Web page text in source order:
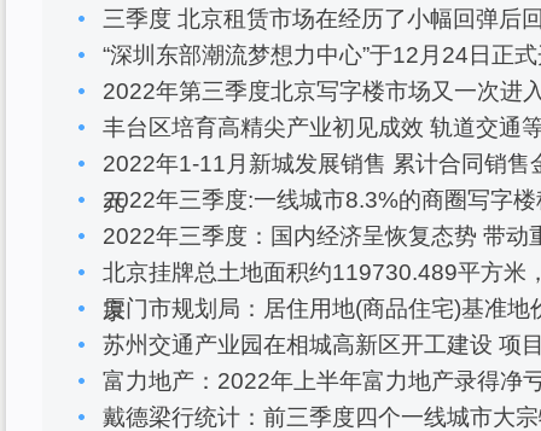
三季度 北京租赁市场在经历了小幅回弹后
“深圳东部潮流梦想力中心”于12月24日正
2022年第三季度北京写字楼市场又一次进
丰台区培育高精尖产业初见成效 轨道交通
2022年1-11月新城发展销售 累计合同销
元
2022年三季度:一线城市8.3%的商圈写字
2022年三季度：国内经济呈恢复态势 带动
北京挂牌总土地面积约119730.489平方米
宗
厦门市规划局：居住用地(商品住宅)基准地
苏州交通产业园在相城高新区开工建设 项
富力地产：2022年上半年富力地产录得净
戴德梁行统计：前三季度四个一线城市大